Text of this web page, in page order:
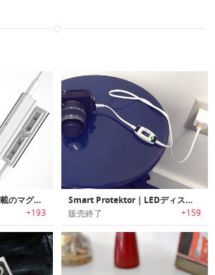
Magcord｜安全機能搭載のマグネットアタッチ式高速充電ケーブル「マグコード」
+193
Smart Protektor｜LEDディスプレイ付きで安全に高速充電/データ転送が行えるオールインワンケーブル「スマートプロテクター」
販売終了 +159